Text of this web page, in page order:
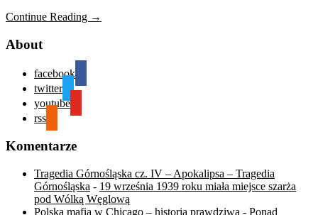
Continue Reading →
About
facebook
twitter
youtube
rss
Komentarze
Tragedia Górnośląska cz. IV – Apokalipsa – Tragedia
Górnośląska - 19 września 1939 roku miała miejsce szarża
pod Wólką Węglową
Polska mafia w Chicago – historia prawdziwa - Ponad